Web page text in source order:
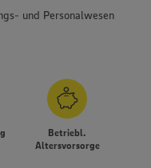
ein, um Ihnen
Website zu
um unsere
und Personalwesen
Betriebl.
Altersvorsorge